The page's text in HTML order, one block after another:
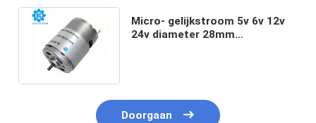
Micro- gelijkstroom 5v 6v 12v
24v diameter 28mm
Doorgaan